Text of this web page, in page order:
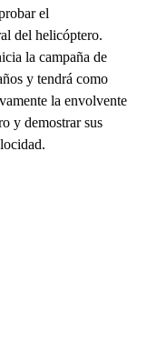
el
del helicóptero.
la campaña de
y tendrá como
la envolvente
y demostrar sus